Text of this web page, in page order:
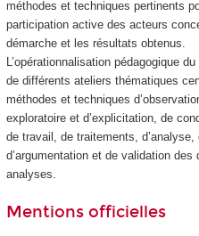
méthodes et techniques pertinents
participation active des acteurs
démarche et les résultats obtenus.
L’opérationnalisation pédagogique
de différents ateliers thématiques
méthodes et techniques
exploratoire et d’explicitation, de
de travail, de traitements, d’analyse,
d’argumentation et de validation
analyses.
Mentions officielles